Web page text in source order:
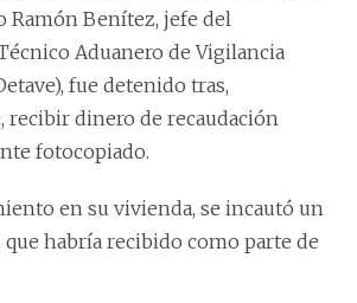
Ramón Benítez, jefe del
Aduanero de Vigilancia
fue detenido tras,
recibir dinero de recaudación
fotocopiado.
en su vivienda, se incautó un
que habría recibido como parte de